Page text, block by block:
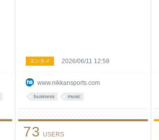
www.nikkansports.com
エンタメ 2026/06/11 12:58
business music
73 USERS